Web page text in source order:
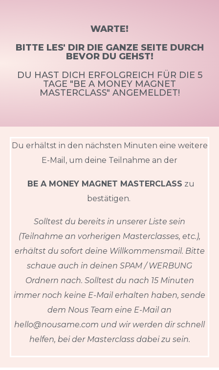
WARTE!
BITTE LES' DIR DIE GANZE SEITE DURCH
BEVOR DU GEHST!
DU HAST DICH ERFOLGREICH FÜR DIE 5
TAGE "BE A MONEY MAGNET
MASTERCLASS" ANGEMELDET!
Du erhältst in den nächsten Minuten eine weitere
E-Mail, um deine Teilnahme an der
BE A MONEY MAGNET MASTERCLASS zu
bestätigen.
Solltest du bereits in unserer Liste sein
(Teilnahme an vorherigen Masterclasses, etc.),
erhältst du sofort deine Willkommensmail. Bitte
schaue auch in deinen SPAM / WERBUNG
Ordnern nach. Solltest du nach 15 Minuten
immer noch keine E-Mail erhalten haben, sende
dem Nous Team eine E-Mail an
hello@nousame.com und wir werden dir schnell
helfen, bei der Masterclass dabei zu sein.